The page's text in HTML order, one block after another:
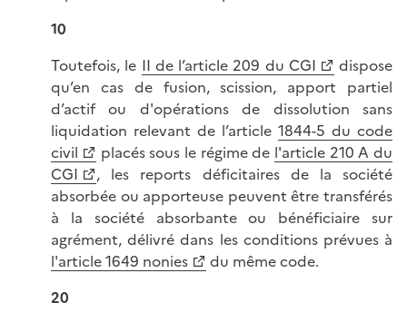
10
Toutefois, le II de l’article 209 du CGI
dispose
qu’en cas de fusion, scission, apport partiel
d’actif ou d'opérations de dissolution sans
liquidation relevant de l’article 1844-5 du code
civil
placés sous le régime de l'article 210 A du
CGI
, les reports déficitaires de la société
absorbée ou apporteuse peuvent être transférés
à la société absorbante ou bénéficiaire sur
agrément, délivré dans les conditions prévues à
l'article 1649 nonies
du même code.
20